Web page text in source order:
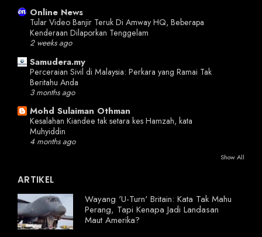
Online News
Tular Video Banjir Teruk Di Amway HQ, Beberapa
Kenderaan Dilaporkan Tenggelam
2 weeks ago
Samudera.my
Perceraian Sivil di Malaysia: Perkara yang Ramai Tak
Beritahu Anda
3 months ago
Mohd Sulaiman Othman
Kesalahan Kiandee tak setara kes Hamzah, kata
Muhyiddin
4 months ago
Show All
ARTIKEL
Wayang 'U-Turn' Britain: Kata Tak Mahu
Perang, Tapi Kenapa Jadi Landasan
Maut Amerika?